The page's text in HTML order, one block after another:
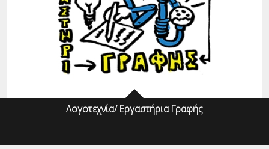
Λογοτεχνία/ Εργαστήρια Γραφής